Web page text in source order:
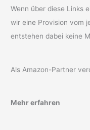
Wenn über diese Links
wir eine Provision vom
entstehen dabei keine
Als Amazon-Partner
Mehr erfahren